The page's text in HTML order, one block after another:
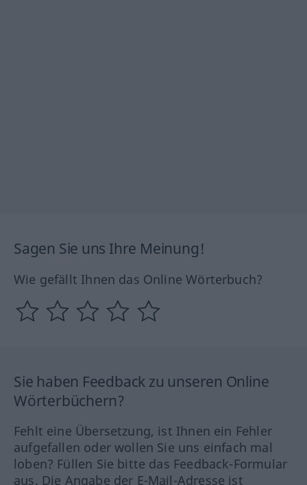
Sagen Sie uns Ihre Meinung!
Wie gefällt Ihnen das Online Wörterbuch?
Sie haben Feedback zu unseren Online
Wörterbüchern?
Fehlt eine Übersetzung, ist Ihnen ein Fehler
aufgefallen oder wollen Sie uns einfach mal
loben? Füllen Sie bitte das Feedback-Formular
aus. Die Angabe der E-Mail-Adresse ist